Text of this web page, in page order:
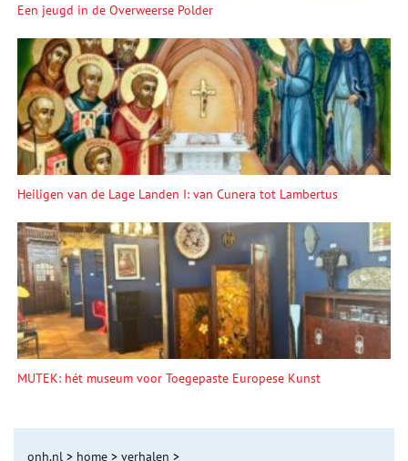
Een jeugd in de Overweerse Polder
Heiligen van de Lage Landen I: van Cunera tot Lambertus
MUTEK: hét museum voor Toegepaste Europese Kunst
onh.nl > home > verhalen >